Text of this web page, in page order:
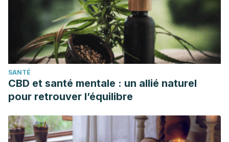
Niemann, C. U., Feiner, J., Swain, S., Bunting, S., Friedman,
M., Crutchfield, M., … Malinoski, D. (2015). Therapeutic
Hypothermia in Deceased Organ Donors and Kidney-Graft
Function-Supplementary Appendix. The New England
Journal of Medicine.
https://doi.org/10.1056/NEJMoa1501969
Zhang, J. L., Rusinek, H., Chandarana, H., & Lee, V. S.
(2013). Functional MRI of the kidneys. Journal of Magnetic
Resonance Imaging. https://doi.org/10.1002/jmri.23717
SANTÉ
CBD et santé mentale : un allié naturel
pour retrouver l’équilibre